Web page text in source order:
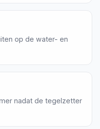
op de water- en
nadat de tegelzetter